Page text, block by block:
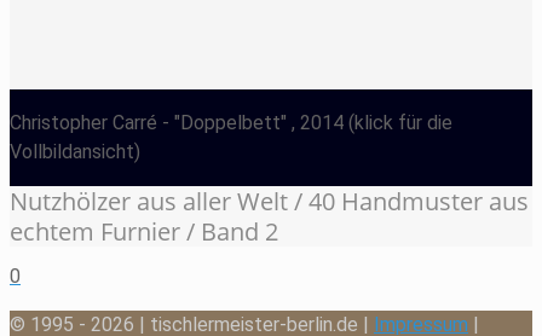
Christopher Carré - "Doppelbett" , 2014 (klick für die
Vollbildansicht)
Nutzhölzer aus aller Welt / 40 Handmuster aus
echtem Furnier / Band 2
0
© 1995 - 2026 | tischlermeister-berlin.de | Impressum